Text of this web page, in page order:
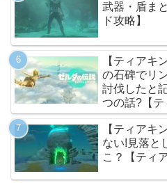
武器・盾ま
ド攻略】
【ティアキ
の石碑でリ
討伐したと
つの話?【
ム】
【ティアキ
ない!見落と
こ？【ティ